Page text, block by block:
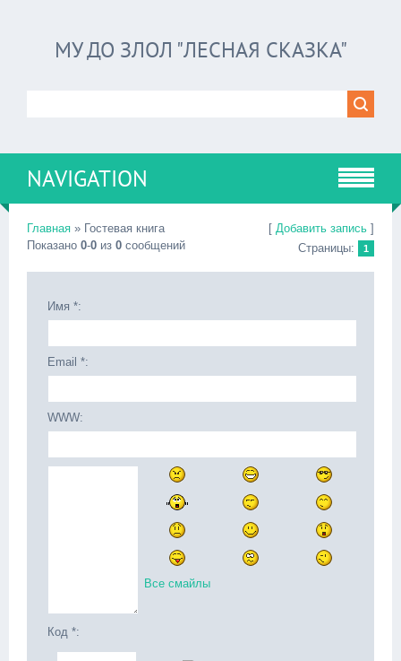
МУ ДО ЗЛОЛ "ЛЕСНАЯ СКАЗКА"
NAVIGATION
Главная » Гостевая книга [ Добавить запись ]
Страницы:
1
Показано 0-0 из 0 сообщений
Имя *:
Email *:
WWW:
Все смайлы
Код *: